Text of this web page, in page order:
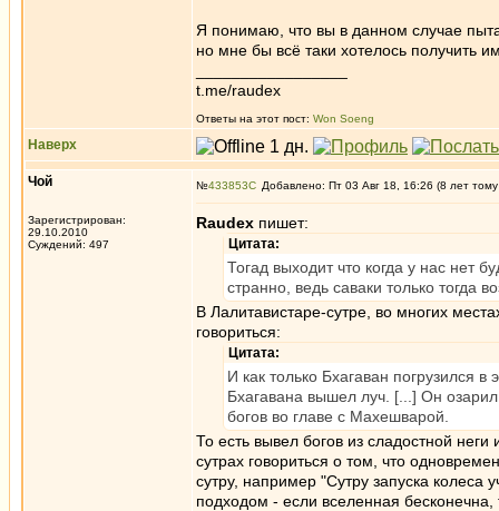
Я понимаю, что вы в данном случае
но мне бы всё таки хотелось получить
t.me/raudex
Ответы на этот пост: Won Soeng
Наверх
Чой
Зарегистрирован:
29.10.2010
Суждений: 497
№433853 Добавлено: Пт 03 Авг 18, 16:26 (8 лет
Raudex пишет:
Цитата:
Тогад выходит что когда у нас нет
странно, ведь саваки только тогда
В Лалитавистаре-сутре, во многих
говориться:
Цитата:
И как только Бхагаван погрузился
Бхагавана вышел луч. [...] Он
богов во главе с Махешварой.
То есть вывел богов из сладостной
сутрах говориться о том, что
сутру, например "Сутру запуска
подходом - если вселенная бесконечна,